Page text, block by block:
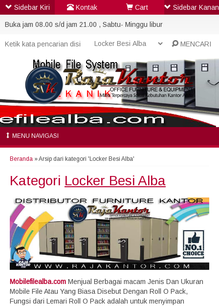
Buka jam 08.00 s/d jam 21.00 , Sabtu- Minggu libur
MENCARI
MENU NAVIGASI
Beranda »Arsip dari kategori 'Locker Besi Alba'
Kategori Locker Besi Alba
Mobilefilealba.com Menjual Berbagai macam Jenis Dan Ukuran
Mobile File Atau Yang Biasa Disebut Dengan Roll O Pack,
Fungsi dari Lemari Roll O Pack adalah untuk menyimpan
Sidebar Kiri Kontak Cart Sidebar Kanan